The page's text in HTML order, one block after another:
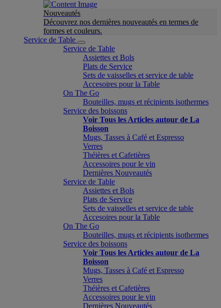
Nouveautés
Découvrez nos dernières nouveautés en termes de
formes et couleurs.
Service de Table
Service de Table
Assiettes et Bols
Plats de Service
Sets de vaisselles et service de table
Accesoires pour la Table
On The Go
Bouteilles, mugs et récipients isothermes
Service des boissons
Voir Tous les Articles autour de La
Boisson
Mugs, Tasses à Café et Espresso
Verres
Théières et Cafetières
Accessoires pour le vin
Dernières Nouveautés
Service de Table
Assiettes et Bols
Plats de Service
Sets de vaisselles et service de table
Accesoires pour la Table
On The Go
Bouteilles, mugs et récipients isothermes
Service des boissons
Voir Tous les Articles autour de La
Boisson
Mugs, Tasses à Café et Espresso
Verres
Théières et Cafetières
Accessoires pour le vin
Dernières Nouveautés